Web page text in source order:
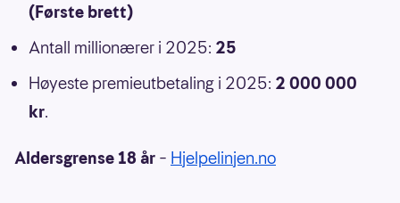
(Første brett)
Antall millionærer i 2025: 25
Høyeste premieutbetaling i 2025: 2 000 000
kr.
Aldersgrense 18 år – Hjelpelinjen.no